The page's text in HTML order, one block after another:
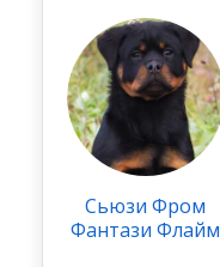
Сьюзи Фром
Фантази Флайм